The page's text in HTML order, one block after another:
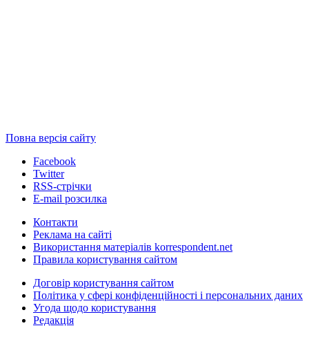
Повна версія сайту
Facebook
Twitter
RSS-стрічки
E-mail розсилка
Контакти
Реклама на сайті
Використання матеріалів korrespondent.net
Правила користування сайтом
Договір користування сайтом
Політика у сфері конфіденційності і персональних даних
Угода щодо користування
Редакція